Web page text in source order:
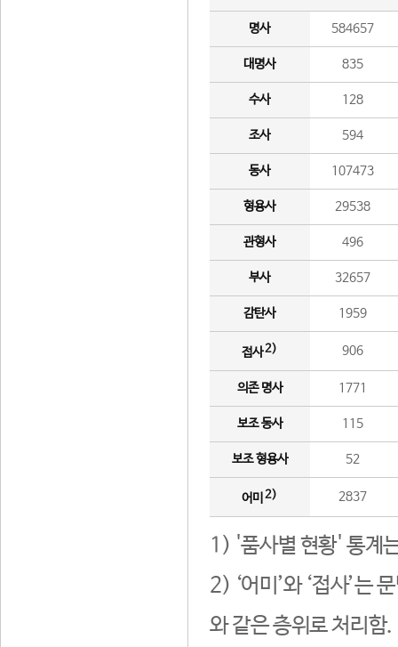
명사 584657
대명사 835
수사 128
조사 594
동사 107473
형용사 29538
관형사 496
부사 32657
감탄사 1959
접사2) 906
의존 명사 1771
보조 동사 115
보조 형용사 52
어미 2) 2837
1) '품사별 현황' 통계
2) ‘어미’와 ‘접사’는
와 같은 층위로 처리함.